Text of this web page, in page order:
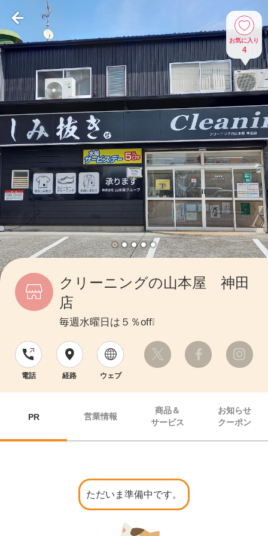
お気に入り
4
クリーニングの山本屋 神田
店
毎週水曜日は５％off❕
電話 経路 ウェブ
PR 営業情報
商品＆
サービス
お知らせ
クーポン
ただいま準備中です。